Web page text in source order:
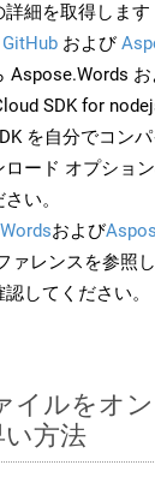
詳細を取得します
および
Aspose.Words
SDK for
を自分でコン
ード オプショ
い。
および
ァレンスを参照
してください。
イルをオ
方法